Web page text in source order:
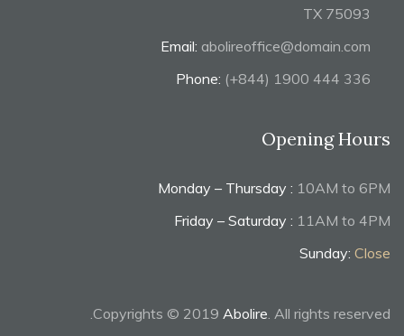
TX 75093
Email: abolireoffice@domain.com
Phone: (+844) 1900 444 336
Opening Hours
Monday – Thursday : 10AM to 6PM
Friday – Saturday : 11AM to 4PM
Sunday: Close
Copyrights © 2019 Abolire . All rights reserved.